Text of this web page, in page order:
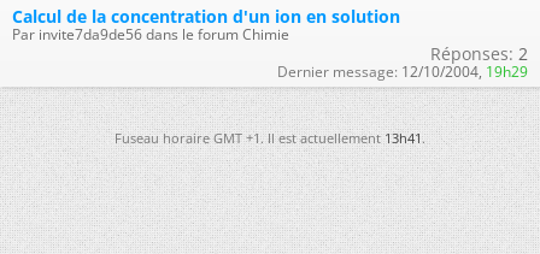
Calcul de la concentration d'un ion en solution
Par invite7da9de56 dans le forum Chimie
Réponses: 2
Dernier message: 12/10/2004, 19h29
Fuseau horaire GMT +1. Il est actuellement13h41.